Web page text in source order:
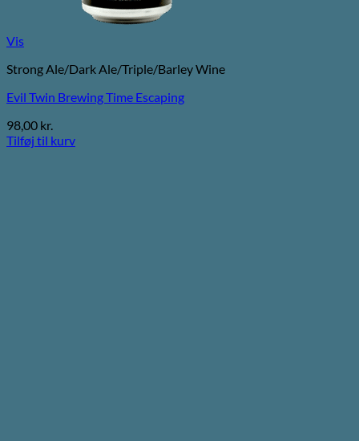
Vis
Strong Ale/Dark Ale/Triple/Barley Wine
Evil Twin Brewing Time Escaping
98,00 kr.
Tilføj til kurv